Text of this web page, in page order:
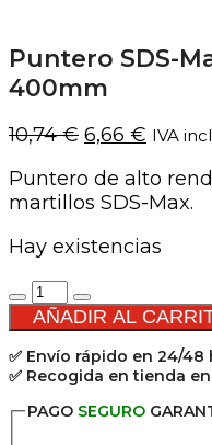
Puntero SDS-
400mm
10,74€ El
original
era:
6,66 € El
actual
es:
IVA
Puntero de alto
martillos SDS-Max.
Hay existencias
Puntero
SDS-
Max
alto
rendimiento
-
AÑADIR AL
✅ Envío rápido en 24/48
✅ Recogida en tienda
PAGO SEGURO